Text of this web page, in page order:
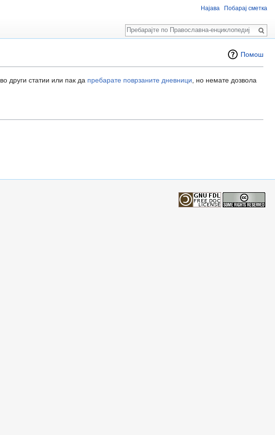
Помош
во други статии или пак да пребарате поврзаните дневници, но немате дозвола
Најава Побарај сметка
Пребарај